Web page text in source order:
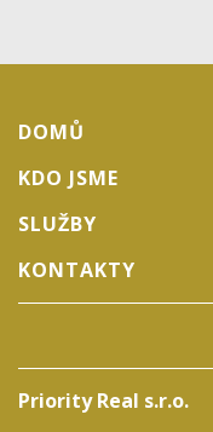
DOMŮ
KDO JSME
SLUŽBY
KONTAKTY
Priority Real s.r.o.